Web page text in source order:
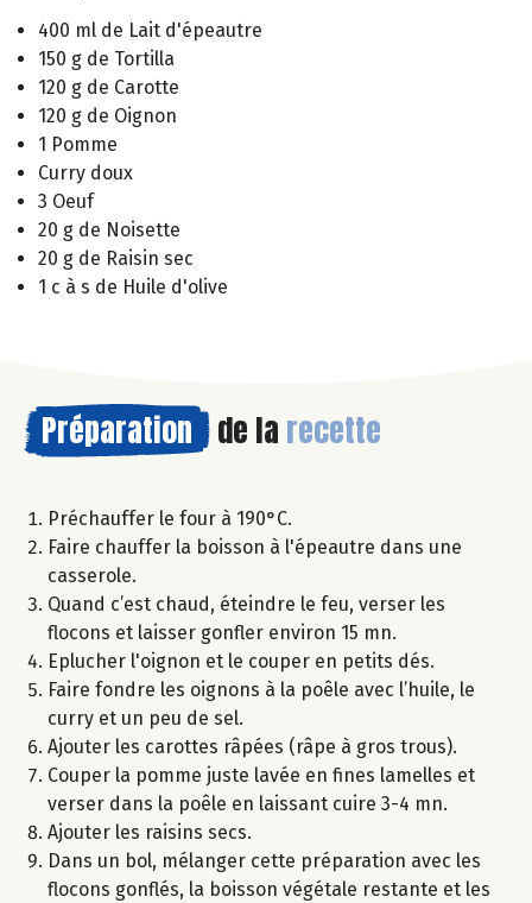
400 ml de Lait d'épeautre
150 g de Tortilla
120 g de Carotte
120 g de Oignon
1 Pomme
Curry doux
3 Oeuf
20 g de Noisette
20 g de Raisin sec
1 c à s de Huile d'olive
Préparation de la recette
Préchauffer le four à 190°C.
Faire chauffer la boisson à l'épeautre dans une
casserole.
Quand c’est chaud, éteindre le feu, verser les
flocons et laisser gonfler environ 15 mn.
Eplucher l'oignon et le couper en petits dés.
Faire fondre les oignons à la poêle avec l’huile, le
curry et un peu de sel.
Ajouter les carottes râpées (râpe à gros trous).
Couper la pomme juste lavée en fines lamelles et
verser dans la poêle en laissant cuire 3-4 mn.
Ajouter les raisins secs.
Dans un bol, mélanger cette préparation avec les
flocons gonflés, la boisson végétale restante et les